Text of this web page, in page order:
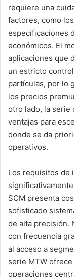
requiere una
factores, como
especificaciones
económicos. El
aplicaciones que
un estricto
partículas, por lo
los precios
otro lado, la serie
ventajas para
donde se da
operativos.
Los requisitos de
SCM presenta
sofisticado
de alta precisión.
con frecuencia
al acceso a
serie MTW
operaciones